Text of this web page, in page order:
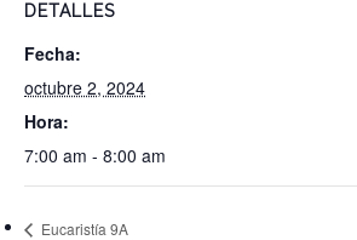
DETALLES
Fecha:
octubre 2, 2024
Hora:
7:00 am - 8:00 am
Eucaristía 9A